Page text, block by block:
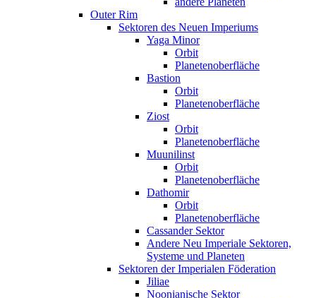
Outer Rim
Sektoren des Neuen Imperiums
Yaga Minor
Orbit
Planetenoberfläche
Bastion
Orbit
Planetenoberfläche
Ziost
Orbit
Planetenoberfläche
Muunilinst
Orbit
Planetenoberfläche
Dathomir
Orbit
Planetenoberfläche
Cassander Sektor
Andere Neu Imperiale Sektoren,
Systeme und Planeten
Sektoren der Imperialen Föderation
Jiliae
Noonianische Sektor